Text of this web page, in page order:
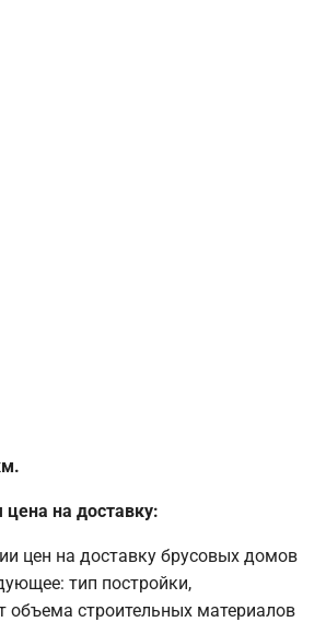
на доставку:
цен на доставку брусовых домов
тип постройки,
объема строительных материалов